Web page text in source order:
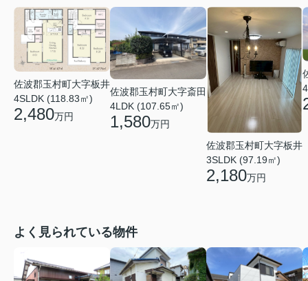
佐波郡玉村町大字板井
4SLDK (118.83㎡)
2,480万円
佐波郡玉村町大字斎田
4LDK (107.65㎡)
1,580万円
佐波郡玉村町大字板井
3SLDK (97.19㎡)
2,180万円
よく見られている物件